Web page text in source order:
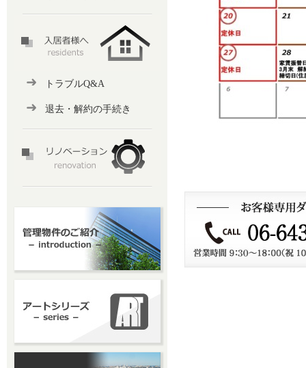
トラブルQ&A
退去・解約の手続き